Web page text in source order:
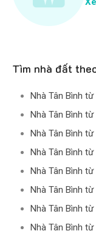
Tìm nhà đất
Nhà Tân Bình
Nhà Tân Bình
Nhà Tân Bình
Nhà Tân Bình
Nhà Tân Bình
Nhà Tân Bình
Nhà Tân Bình
Nhà Tân Bình